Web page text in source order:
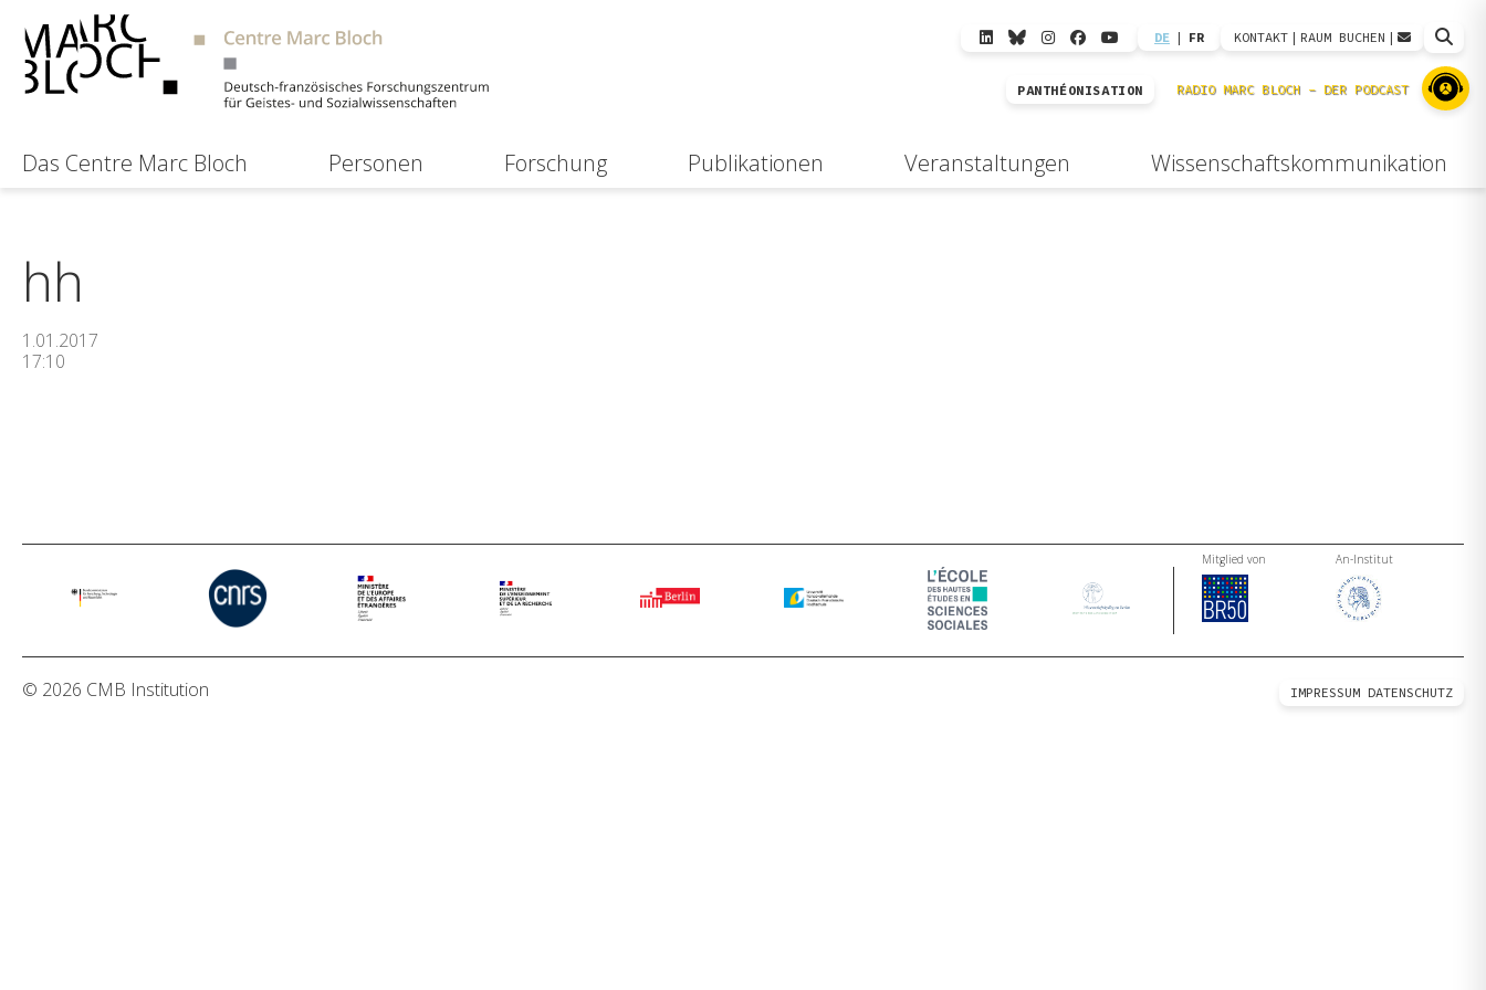
DE | FR KONTAKT | RAUM BUCHEN |
PANTHÉONISATION
Das Centre Marc Bloch Personen Forschung Publikationen Veranstaltungen Wissenschaftskommunikation
hh
1.01.2017
17:10
Mitglied von An-Institut
© 2026 CMB Institution IMPRESSUM DATENSCHUTZ